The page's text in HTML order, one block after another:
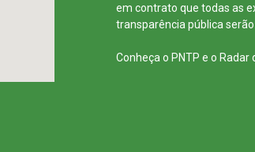
em contrato que todas as
transparência pública
Conheça o PNTP e o Radar